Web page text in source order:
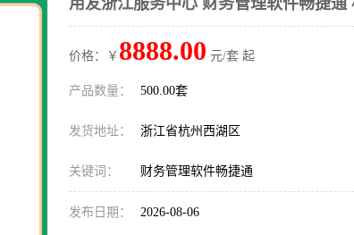
用友浙江服务中心 财务管理软件畅捷通
价格：￥ 8888.00 元/套 起
产品数量： 500.00套
发货地址： 浙江省杭州西湖区
关键词： 财务管理软件畅捷通
发布日期： 2026-08-06